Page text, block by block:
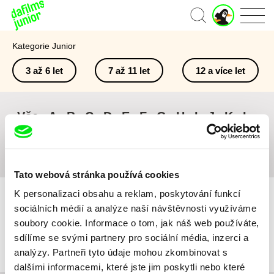
Tato webová stránka používá cookies
K personalizaci obsahu a reklam, poskytování funkcí
sociálních médií a analýze naší návštěvnosti využíváme
soubory cookie. Informace o tom, jak náš web používáte,
sdílíme se svými partnery pro sociální média, inzerci a
analýzy. Partneři tyto údaje mohou zkombinovat s
dalšími informacemi, které jste jim poskytli nebo které
Domů
J
u
o
r
ú
Kategorie Junior
3 až 6 let 7 až 11 let 12 a více let
Vše A B C D E F G H I J K
L
M
W X
Y
Z
#
Pro vybraná kritéria nebyl v katalogu nalezen žádný film.